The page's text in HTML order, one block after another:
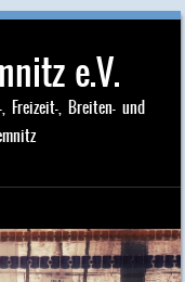
e.V.
Freizeit-, Breiten- und